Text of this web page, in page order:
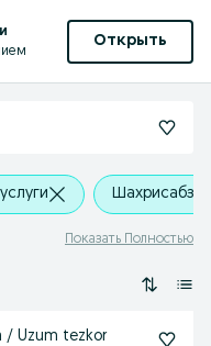
Открыть
Шахрисабз
Показать Полностью
/ Uzum tezkor